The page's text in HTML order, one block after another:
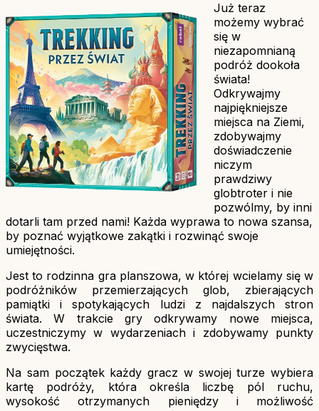
Już teraz
możemy wybrać
się w
niezapomnianą
podróż dookoła
świata!
Odkrywajmy
najpiękniejsze
miejsca na Ziemi,
zdobywajmy
doświadczenie
niczym
prawdziwy
globtroter i nie
pozwólmy, by inni
dotarli tam przed nami! Każda wyprawa to nowa szansa,
by poznać wyjątkowe zakątki i rozwinąć swoje
umiejętności.
Jest to rodzinna gra planszowa, w której wcielamy się w
podróżników przemierzających glob, zbierających
pamiątki i spotykających ludzi z najdalszych stron
świata. W trakcie gry odkrywamy nowe miejsca,
uczestniczymy w wydarzeniach i zdobywamy punkty
zwycięstwa.
Na sam początek każdy gracz w swojej turze wybiera
kartę podróży, która określa liczbę pól ruchu,
wysokość otrzymanych pieniędzy i możliwość